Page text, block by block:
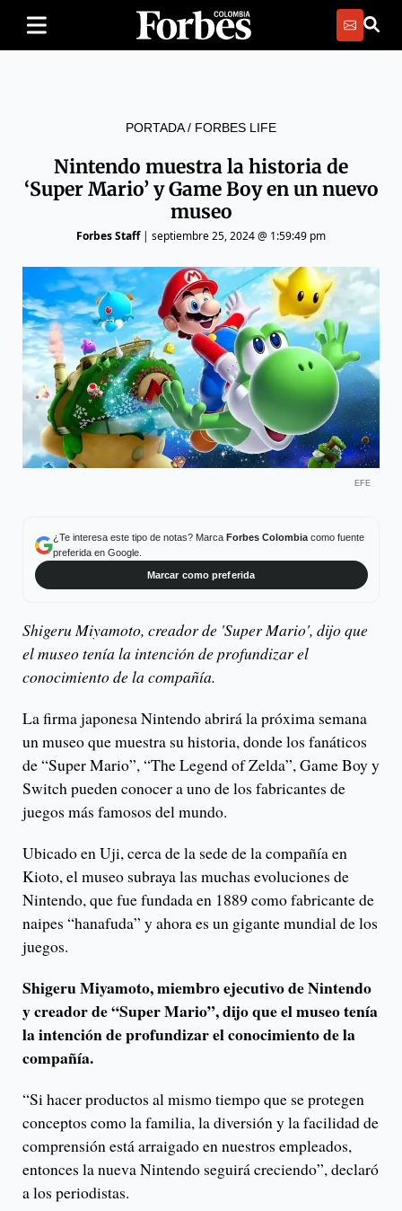
PORTADA/ FORBES LIFE
Nintendo muestra la historia de
‘Super Mario’ y Game Boy en un nuevo
museo
Forbes Staff| septiembre 25, 2024 @ 1:59:49 pm
EFE
¿Te interesa este tipo de notas? Marca Forbes Colombiacomo fuente
preferida en Google.
Marcar como preferida
Shigeru Miyamoto, creador de 'Super Mario', dijo que
el museo tenía la intención de profundizar el
conocimiento de la compañía.
La firma japonesa Nintendo abrirá la próxima semana
un museo que muestra su historia, donde los fanáticos
de “Super Mario”, “The Legend of Zelda”, Game Boy y
Switch pueden conocer a uno de los fabricantes de
juegos más famosos del mundo.
Ubicado en Uji, cerca de la sede de la compañía en
Kioto, el museo subraya las muchas evoluciones de
Nintendo, que fue fundada en 1889 como fabricante de
naipes “hanafuda” y ahora es un gigante mundial de los
juegos.
Shigeru Miyamoto, miembro ejecutivo de Nintendo
y creador de “Super Mario”, dijo que el museo tenía
la intención de profundizar el conocimiento de la
compañía.
“Si hacer productos al mismo tiempo que se protegen
conceptos como la familia, la diversión y la facilidad de
comprensión está arraigado en nuestros empleados,
entonces la nueva Nintendo seguirá creciendo”, declaró
a los periodistas.